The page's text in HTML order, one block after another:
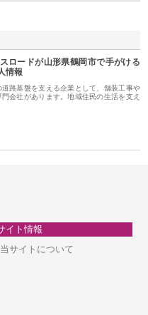
ロードが山形県鶴岡市で手がける
情報
路基盤を支える企業として、舗装工事や
会社があります。地域住民の生活を支え
イト情報
当サイトについて